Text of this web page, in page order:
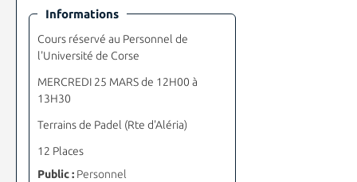
Informations
Cours réservé au Personnel de
l'Université de Corse
MERCREDI 25 MARS de 12H00 à
13H30
Terrains de Padel (Rte d'Aléria)
12 Places
Public :Personnel